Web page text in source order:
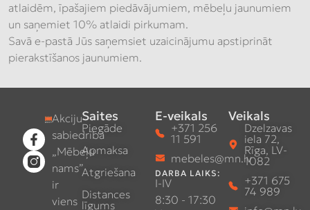
atlaidēm, īpašajiem piedāvājumiem, mēbeļu jaunumiem
un saņemiet 10% atlaidi pirkumam.
Savā e-pastā Jūs saņemsiet uzaicinājumu apstiprināt
pierakstīšanos jaunumiem.
Akciju
sabiedrība
„Mēbeļu
nams”
ir
viens
Saites
Piegāde
Apmaksa
Atgriešana
Distances
līgums
E-veikals
+371 256
11 591
mebeles@mn.lv
DARBA LAIKS:
I-IV
8:30 - 17:30
Veikals
Dzelzavas
iela 72,
Rīga, LV-
1082
+371 675
74 989